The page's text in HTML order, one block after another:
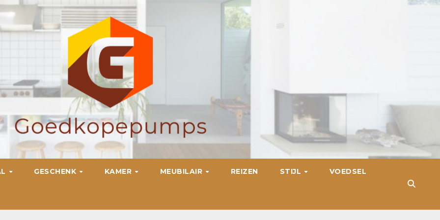
GESCHENK KAMER MEUBILAIR REIZEN STIJL VOEDSEL